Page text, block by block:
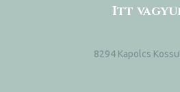
Itt
8294 Kapolcs